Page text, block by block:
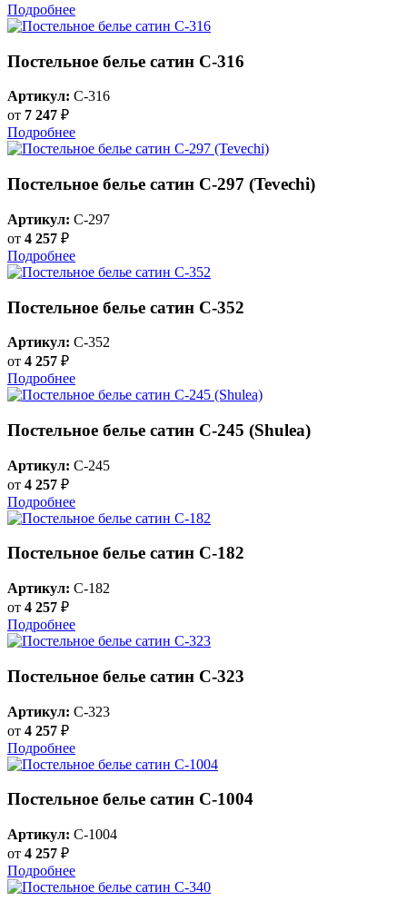
Подробнее
Постельное белье сатин С-316
Артикул: C-316
от 7 247 ₽
Подробнее
Постельное белье сатин С-297 (Tevechi)
Артикул: C-297
от 4 257 ₽
Подробнее
Постельное белье сатин С-352
Артикул: C-352
от 4 257 ₽
Подробнее
Постельное белье сатин С-245 (Shulea)
Артикул: C-245
от 4 257 ₽
Подробнее
Постельное белье сатин С-182
Артикул: C-182
от 4 257 ₽
Подробнее
Постельное белье сатин С-323
Артикул: C-323
от 4 257 ₽
Подробнее
Постельное белье сатин C-1004
Артикул: C-1004
от 4 257 ₽
Подробнее